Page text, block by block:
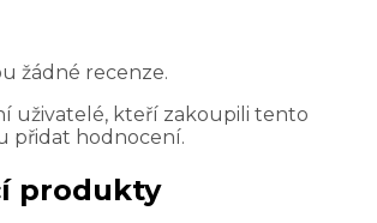
žádné recenze.
uživatelé, kteří zakoupili tento
přidat hodnocení.
produkty